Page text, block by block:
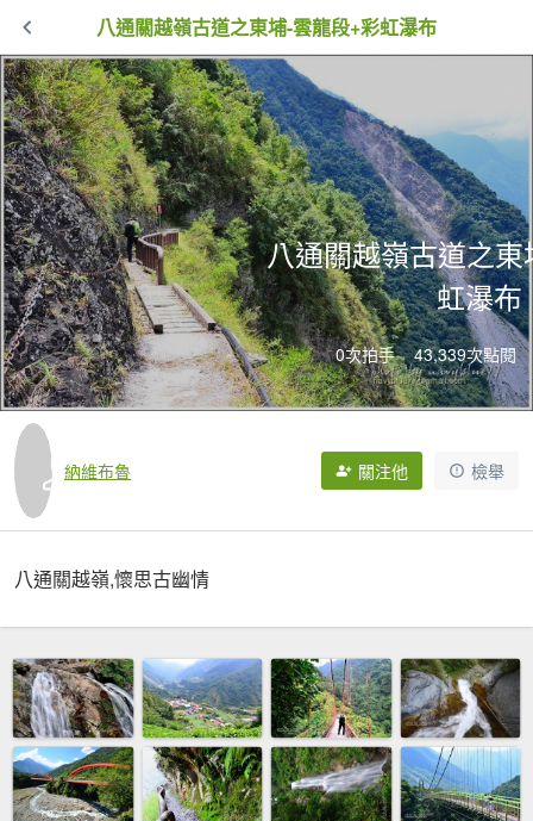
八通關越嶺古道之東埔-雲龍段+彩虹瀑布
八通關越嶺古道之
虹瀑布
0次拍手 43,339次點閱
納維布魯 關注他 檢舉
八通關越嶺,懷思古幽情